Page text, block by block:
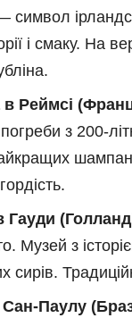
символ
і смаку. На
Реймсі
з 200-
Гауди
Музей з
сирів.
Паулу